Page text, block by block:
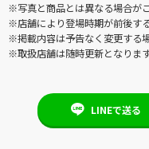
※写真と商品とは異なる場合がご
※店舗により登場時期が前後す
※掲載内容は予告なく変更する
※取扱店舗は随時更新となります
LINEで送る